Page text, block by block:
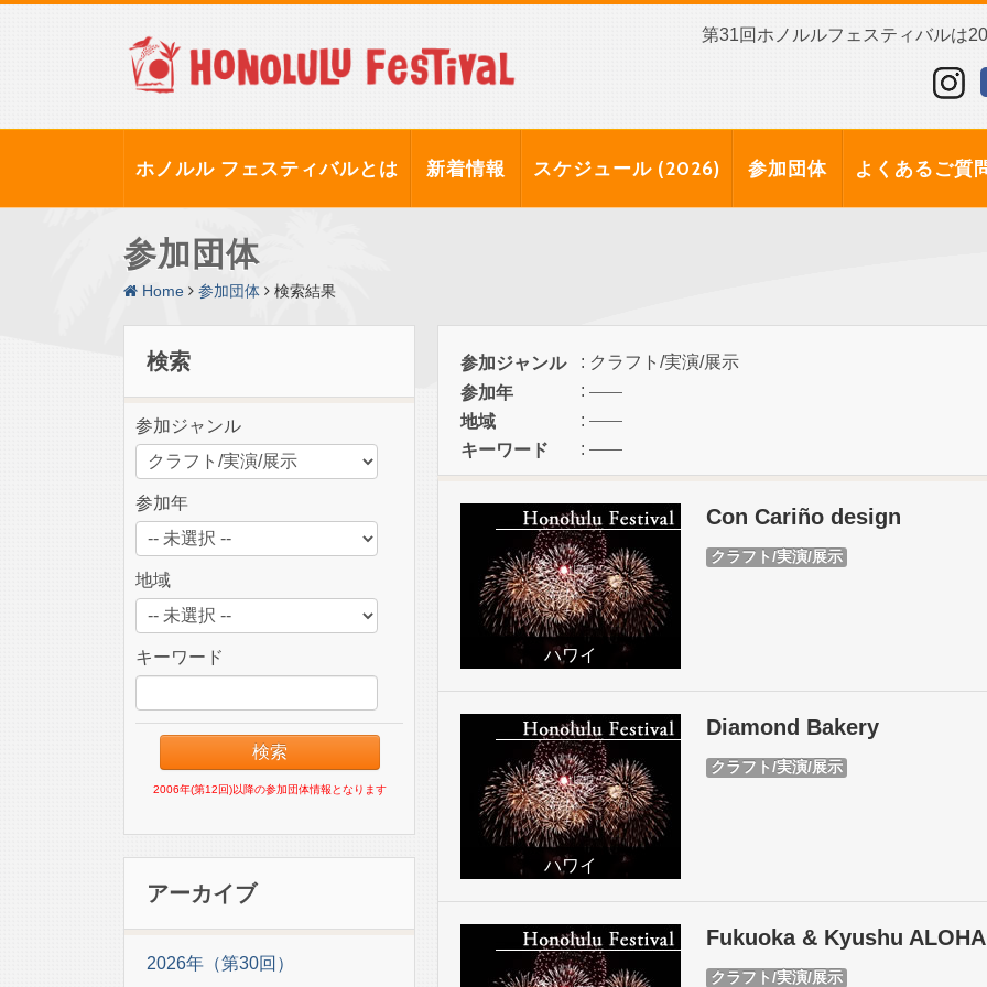
第31回ホノルルフェスティバルは
ホノルル フェスティバルとは 新着情報 スケジュール (2026) 参加団体 よくあるご質
参加団体
Home 参加団体 検索結果
検索
参加ジャンル
参加年
地域
キーワード
2006年(第12回)以降の参加団体情報となります
アーカイブ
2026年（第30回）
参加ジャンル
: クラフト/実演/展示
参加年
:
地域
:
キーワード
:
ハワイ
Con Cariño design
クラフト/実演/展示
ハワイ
Diamond Bakery
クラフト/実演/展示
Fukuoka & Kyushu
クラフト/実演/展示